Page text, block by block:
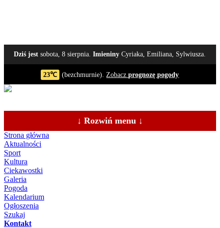
Dziś jest sobota, 8 sierpnia.Imieniny Cyriaka, Emiliana, Sylwiusza.
23℃ (bezchmurnie).Zobaczprognozę pogody
↓ Rozwiń menu ↓
Strona główna
Aktualności
Sport
Kultura
Ciekawostki
Galeria
Pogoda
Kalendarium
Ogłoszenia
Szukaj
Kontakt